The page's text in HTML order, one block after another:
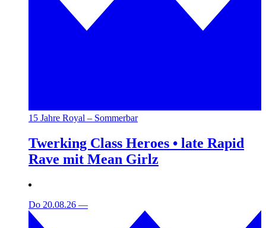
15 Jahre Royal – Sommerbar
Twerking Class Heroes • late Rapid
Rave mit Mean Girlz
Do 20.08.26 —